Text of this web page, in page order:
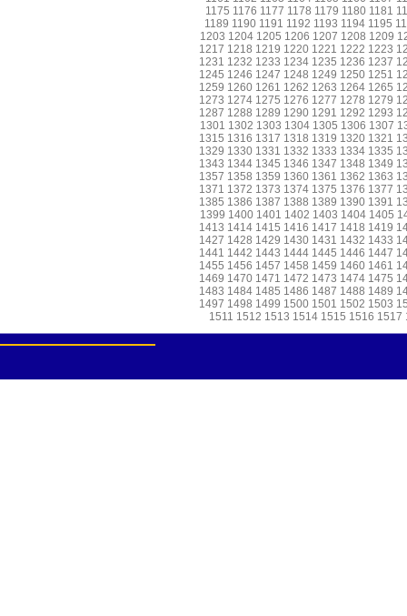
1175 1176 1177 1178 1179 1180 1181
1189 1190 1191 1192 1193 1194 1195
1203 1204 1205 1206 1207 1208 1209
1217 1218 1219 1220 1221 1222 1223
1231 1232 1233 1234 1235 1236 1237
1245 1246 1247 1248 1249 1250 1251
1259 1260 1261 1262 1263 1264 1265
1273 1274 1275 1276 1277 1278 1279
1287 1288 1289 1290 1291 1292 1293
1301 1302 1303 1304 1305 1306 1307
1315 1316 1317 1318 1319 1320 1321
1329 1330 1331 1332 1333 1334 1335
1343 1344 1345 1346 1347 1348 1349
1357 1358 1359 1360 1361 1362 1363
1371 1372 1373 1374 1375 1376 1377
1385 1386 1387 1388 1389 1390 1391
1399 1400 1401 1402 1403 1404 1405
1413 1414 1415 1416 1417 1418 1419
1427 1428 1429 1430 1431 1432 1433
1441 1442 1443 1444 1445 1446 1447
1455 1456 1457 1458 1459 1460 1461
1469 1470 1471 1472 1473 1474 1475
1483 1484 1485 1486 1487 1488 1489
1497 1498 1499 1500 1501 1502 1503
1511 1512 1513 1514 1515 1516 1517